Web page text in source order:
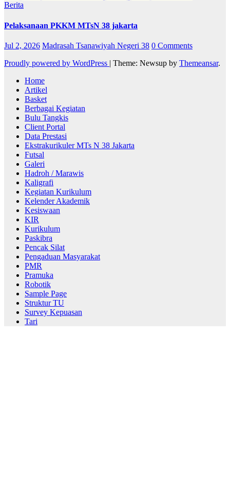
Berita
Pelaksanaan PKKM MTsN 38 jakarta
Jul 2, 2026 Madrasah Tsanawiyah Negeri 38 0 Comments
Proudly powered by WordPress | Theme: Newsup by Themeansar.
Home
Artikel
Basket
Berbagai Kegiatan
Bulu Tangkis
Client Portal
Data Prestasi
Ekstrakurikuler MTs N 38 Jakarta
Futsal
Galeri
Hadroh / Marawis
Kaligrafi
Kegiatan Kurikulum
Kelender Akademik
Kesiswaan
KIR
Kurikulum
Paskibra
Pencak Silat
Pengaduan Masyarakat
PMR
Pramuka
Robotik
Sample Page
Struktur TU
Survey Kepuasan
Tari